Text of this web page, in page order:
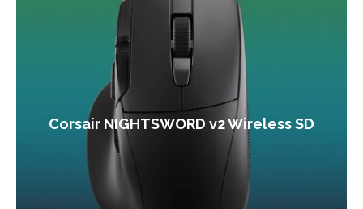
Corsair NIGHTSWORD v2 Wireless SD